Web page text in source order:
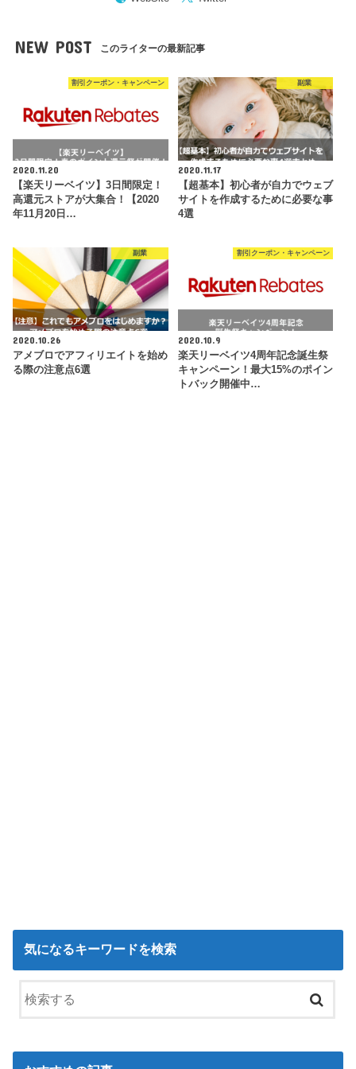
NEW POST このライターの最新記事
割引クーポン・キャンペーン
2020.11.20
【楽天リーベイツ】3日間限定！
高還元ストアが大集合！【2020
年11月20日…
副業
2020.11.17
【超基本】初心者が自力でウェブ
サイトを作成するために必要な事
4選
副業
2020.10.26
アメブロでアフィリエイトを始め
る際の注意点6選
割引クーポン・キャンペーン
2020.10.9
楽天リーベイツ4周年記念誕生祭
キャンペーン！最大15%のポイン
トバック開催中…
気になるキーワードを検索